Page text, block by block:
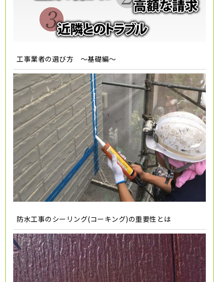
工事業者の選び方 ～基礎編～
防水工事のシーリング(コーキング)の重要性とは